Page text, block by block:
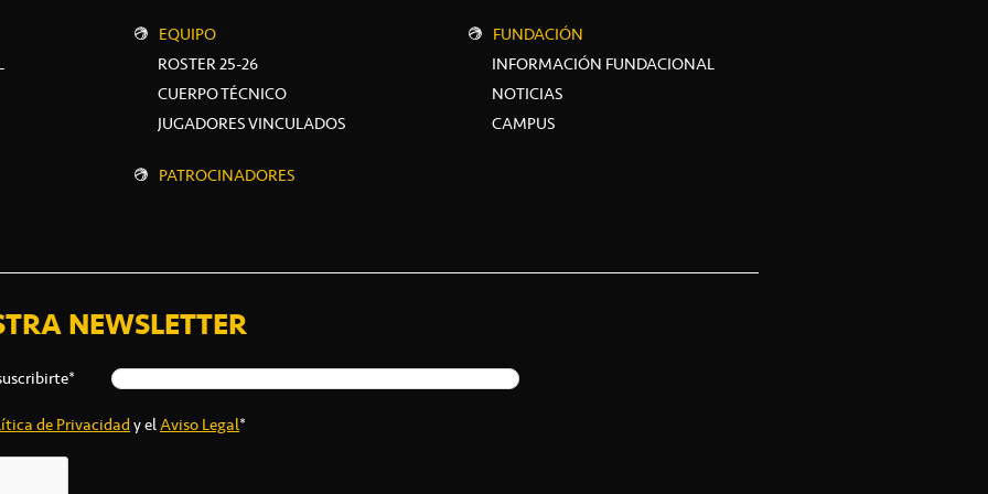
EQUIPO
ROSTER 25-26
CUERPO TÉCNICO
JUGADORES VINCULADOS
PATROCINADORES
FUNDACIÓN
INFORMACIÓN FUNDACIONAL
NOTICIAS
CAMPUS
NEWSLETTER
de Privacidady elAviso Legal*